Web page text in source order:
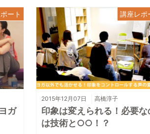
ガ
ート
2015年12月07日 高橋淳子
印象は変えられる！必要な
は技術と○○！？
講座レポ